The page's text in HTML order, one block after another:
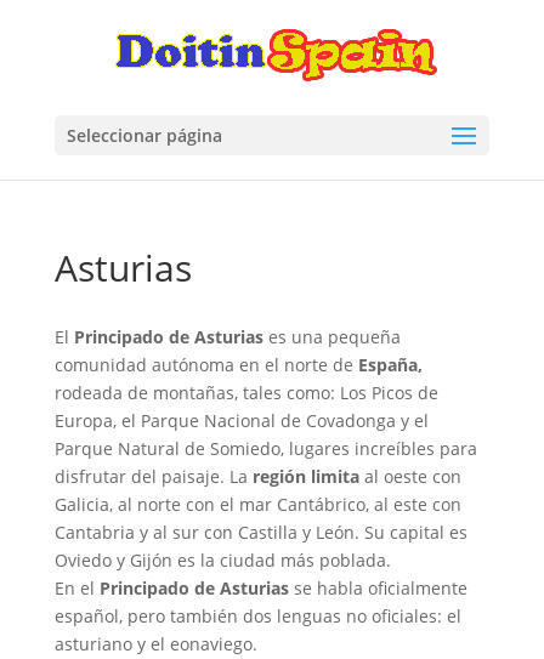
Seleccionar página
Asturias
El Principado de Asturiases una pequeña
comunidad autónoma en el norte de España,
rodeada de montañas, tales como: Los Picos de
Europa, el Parque Nacional de Covadonga y el
Parque Natural de Somiedo, lugares increíbles para
disfrutar del paisaje. La región limitaal oeste con
Galicia, al norte con el mar Cantábrico, al este con
Cantabria y al sur con Castilla y León. Su capital es
Oviedo y Gijón es la ciudad más poblada.
En el Principado de Asturiasse habla oficialmente
español, pero también dos lenguas no oficiales: el
asturiano y el eonaviego.